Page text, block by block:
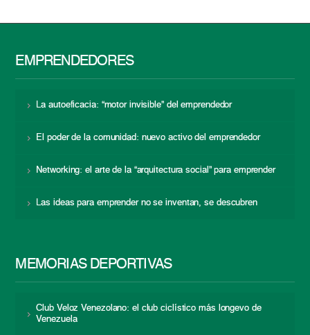
EMPRENDEDORES
La autoeficacia: “motor invisible” del emprendedor
El poder de la comunidad: nuevo activo del emprendedor
Networking: el arte de la “arquitectura social” para emprender
Las ideas para emprender no se inventan, se descubren
MEMORIAS DEPORTIVAS
Club Veloz Venezolano: el club ciclístico más longevo de
Venezuela